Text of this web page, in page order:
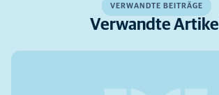
VERWANDTE BEITRÄGE
Verwandte Artikel